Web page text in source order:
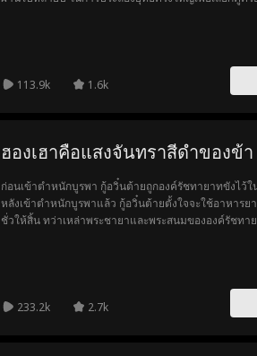
113.9k 1.6k
ฮองเฮาคือแสงจันทราสีดำของข้า
ก่อนเข้าตำหนักบูรพา กู้อวิ๋นต้ายถูกองค์รัชทายาทขังไว้ใ
หลังเข้าตำหนักบูรพาแล้ว กู้อวิ๋นต้ายตั้งใจจะใช้อาหารย
ชั่วให้สิ้น ทว่าเหล่าพระชายาและพระสนมขององค์รัชทา
233.2k 2.7k